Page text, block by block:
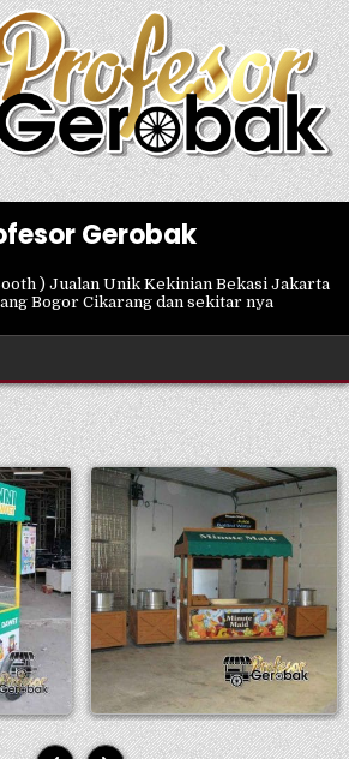
Gerobak
) Jualan Unik Kekinian Bekasi Jakarta
Bogor Cikarang dan sekitar nya